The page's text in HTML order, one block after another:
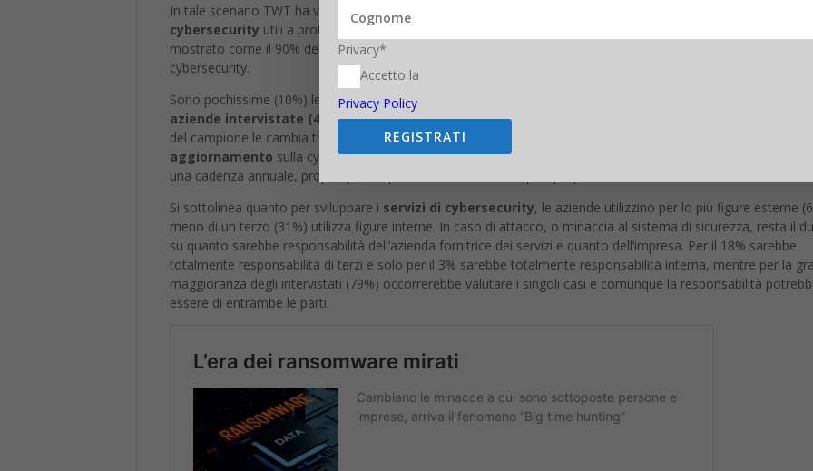
In tale scenario TWT ha voluto indagare chiedendo alle aziende quanto siano a
cybersecurity utili a proteggersi dalle minacce degli hacker e quali precauzioni abbiano introdotto. E
mostrato come il 90% delle imprese italiane abbia un livello medio-alto di conoscenza delle tematiche della
cybersecurity.
Sono pochissime (10%) le aziende che affermano di avere una conoscenza bassa. Ad esempio q
aziende intervistate (48%, ma 52% tra le grandi) cambia le password mensilmente
del campione le cambia trimestralmente o semestralmente. Inoltre
aggiornamento sulla cybersecurity rivolti ai propri dipendenti con una cadenza almeno semestrale e il resto
una cadenza annuale, proprio per responsabilizzare ancor di più i propri addetti.
Si sottolinea quanto per sviluppare i servizi di cybersecurity, le aziende utilizzino per lo più figure esterne
meno di un terzo (31%) utilizza figure interne. In caso di attacco, o minaccia al sistema di sicurezza, resta il
su quanto sarebbe responsabilità dell’azienda fornitrice dei servizi e quanto dell’impresa. Per il 18% sarebbe
totalmente responsabilità di terzi e solo per il 3% sarebbe totalmente responsabilità interna, mentre per la
maggioranza degli intervistati (79%) occorrerebbe valutare i singoli casi e comunque la responsabilità
essere di entrambe le parti.
Privacy*
Accetto la
Privacy Policy
REGISTRATI